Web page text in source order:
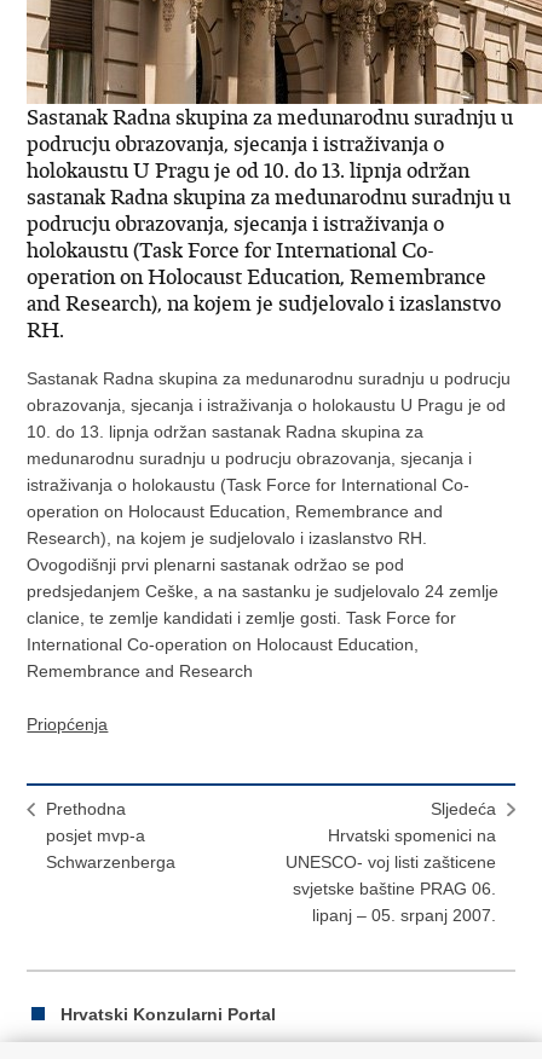
Sastanak Radna skupina za medunarodnu suradnju u
podrucju obrazovanja, sjecanja i istraživanja o
holokaustu U Pragu je od 10. do 13. lipnja održan
sastanak Radna skupina za medunarodnu suradnju u
podrucju obrazovanja, sjecanja i istraživanja o
holokaustu (Task Force for International Co-
operation on Holocaust Education, Remembrance
and Research), na kojem je sudjelovalo i izaslanstvo
RH.
Sastanak Radna skupina za medunarodnu suradnju u podrucju
obrazovanja, sjecanja i istraživanja o holokaustu U Pragu je od
10. do 13. lipnja održan sastanak Radna skupina za
medunarodnu suradnju u podrucju obrazovanja, sjecanja i
istraživanja o holokaustu (Task Force for International Co-
operation on Holocaust Education, Remembrance and
Research), na kojem je sudjelovalo i izaslanstvo RH.
Ovogodišnji prvi plenarni sastanak održao se pod
predsjedanjem Ceške, a na sastanku je sudjelovalo 24 zemlje
clanice, te zemlje kandidati i zemlje gosti. Task Force for
International Co-operation on Holocaust Education,
Remembrance and Research
Priopćenja
Prethodna
posjet mvp-a
Schwarzenberga
Sljedeća
Hrvatski spomenici na
UNESCO- voj listi zašticene
svjetske baštine PRAG 06.
lipanj – 05. srpanj 2007.
Hrvatski Konzularni Portal